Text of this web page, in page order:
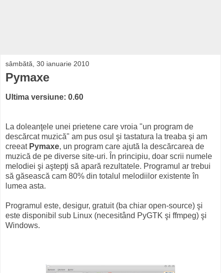
sâmbătă, 30 ianuarie 2010
Pymaxe
Ultima versiune: 0.60
La doleanţele unei prietene care vroia "un program de
descărcat muzică" am pus osul şi tastatura la treaba şi am
creeat Pymaxe, un program care ajută la descărcarea de
muzică de pe diverse site-uri. În principiu, doar scrii numele
melodiei şi aştepţi să apară rezultatele. Programul ar trebui
să găsească cam 80% din totalul melodiilor existente în
lumea asta.
Programul este, desigur, gratuit (ba chiar open-source) şi
este disponibil sub Linux (necesitând PyGTK şi ffmpeg) şi
Windows.